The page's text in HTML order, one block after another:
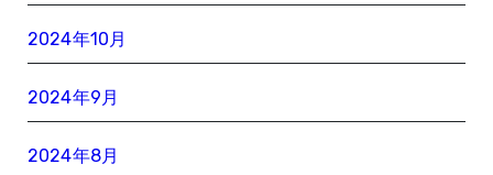
2024年10月
2024年9月
2024年8月